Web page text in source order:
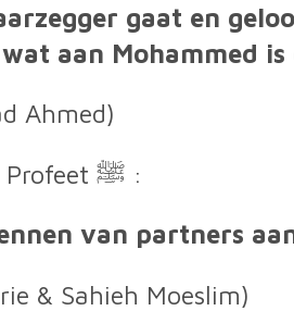
gaat en
aan Mohammed is
Ahmed)
Ook zei de Profeet ﷺ :
van partners
& Sahieh Moeslim)